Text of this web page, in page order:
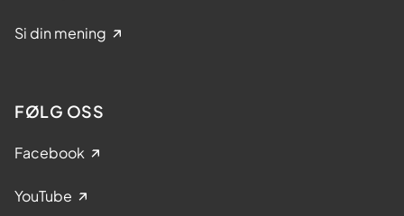
Si din mening
FØLG OSS
Facebook
YouTube